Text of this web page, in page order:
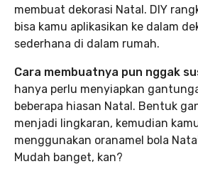
membuat dekorasi Natal. DIY
bisa kamu aplikasikan ke dalam
sederhana di dalam rumah.
Cara membuatnya pun nggak
hanya perlu menyiapkan
beberapa hiasan Natal. Bentuk
menjadi lingkaran, kemudian
menggunakan oranamel bola
Mudah banget, kan?